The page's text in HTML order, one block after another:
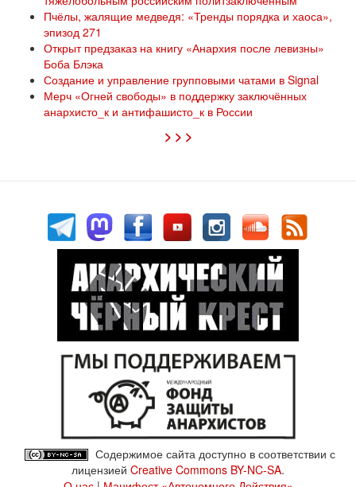
Пчёлы, жалящие медведя: «Тренды порядка и хаоса»,
эпизод 271
Открыт предзаказ на книгу «Анархия после левизны»
Боба Блэка
Создание и управление групповыми чатами в Signal
Мерч «Огней свободы» в поддержку заключённых
анархисто_к и антифашисто_к в России
> > >
Содержимое сайта доступно в соответствии с
лицензией Creative Commons BY-NC-SA.